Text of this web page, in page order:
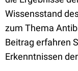
Wissensstand
zum Thema
Beitrag erfahren
Erkenntnissen